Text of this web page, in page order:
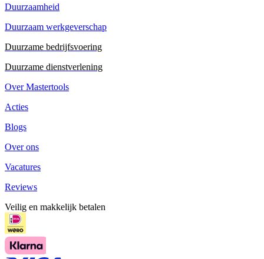
Duurzaamheid
Duurzaam werkgeverschap
Duurzame bedrijfsvoering
Duurzame dienstverlening
Over Mastertools
Acties
Blogs
Over ons
Vacatures
Reviews
Veilig en makkelijk betalen